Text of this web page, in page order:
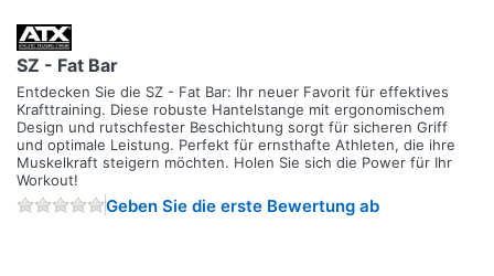
SZ - Fat Bar
Entdecken Sie die SZ - Fat Bar: Ihr neuer Favorit für effektives
Krafttraining. Diese robuste Hantelstange mit ergonomischem
Design und rutschfester Beschichtung sorgt für sicheren Griff
und optimale Leistung. Perfekt für ernsthafte Athleten, die ihre
Muskelkraft steigern möchten. Holen Sie sich die Power für Ihr
Workout!
Geben Sie die erste Bewertung ab